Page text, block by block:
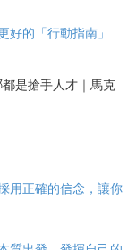
好的「行動指南」
是搶手人才｜馬克
用正確的信念，讓你